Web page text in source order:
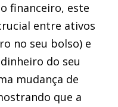
financeiro, este
entre ativos
no seu bolso) e
do seu
mudança de
que a